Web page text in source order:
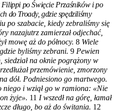
Filippi po Święcie Przaśników i po
do Troady, gdzie spędziliśmy
po szabacie, kiedy zebraliśmy się
nazajutrz zamierzał odjechać,
mowę aż do północy.8 Wiele
byliśmy zebrani. 9 Pewien
siedział na oknie pogrążony w
przemówienie, zmorzony
dół. Podniesiono go martwego.
niego i wziął go w ramiona: «Nie
żyje». 11 I wszedł na górę, łamał
długo, bo aż do świtania. 12